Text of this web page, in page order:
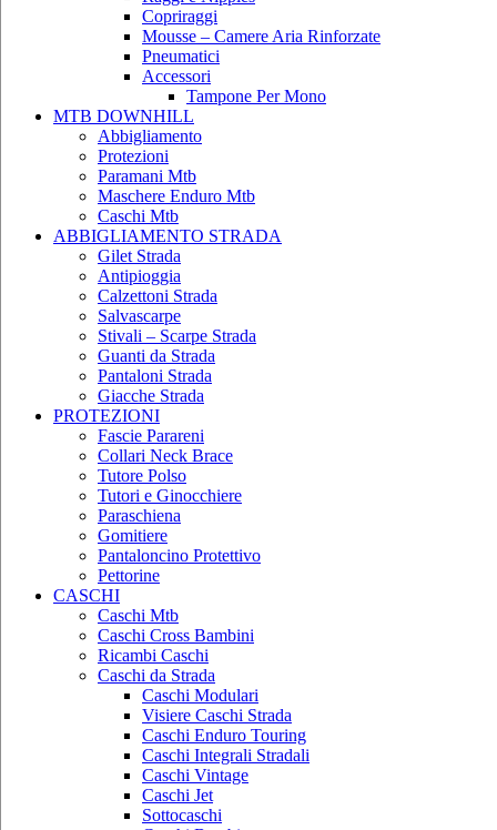
Copriraggi
Mousse – Camere Aria Rinforzate
Pneumatici
Accessori
Tampone Per Mono
MTB DOWNHILL
Abbigliamento
Protezioni
Paramani Mtb
Maschere Enduro Mtb
Caschi Mtb
ABBIGLIAMENTO STRADA
Gilet Strada
Antipioggia
Calzettoni Strada
Salvascarpe
Stivali – Scarpe Strada
Guanti da Strada
Pantaloni Strada
Giacche Strada
PROTEZIONI
Fascie Parareni
Collari Neck Brace
Tutore Polso
Tutori e Ginocchiere
Paraschiena
Gomitiere
Pantaloncino Protettivo
Pettorine
CASCHI
Caschi Mtb
Caschi Cross Bambini
Ricambi Caschi
Caschi da Strada
Caschi Modulari
Visiere Caschi Strada
Caschi Enduro Touring
Caschi Integrali Stradali
Caschi Vintage
Caschi Jet
Sottocaschi